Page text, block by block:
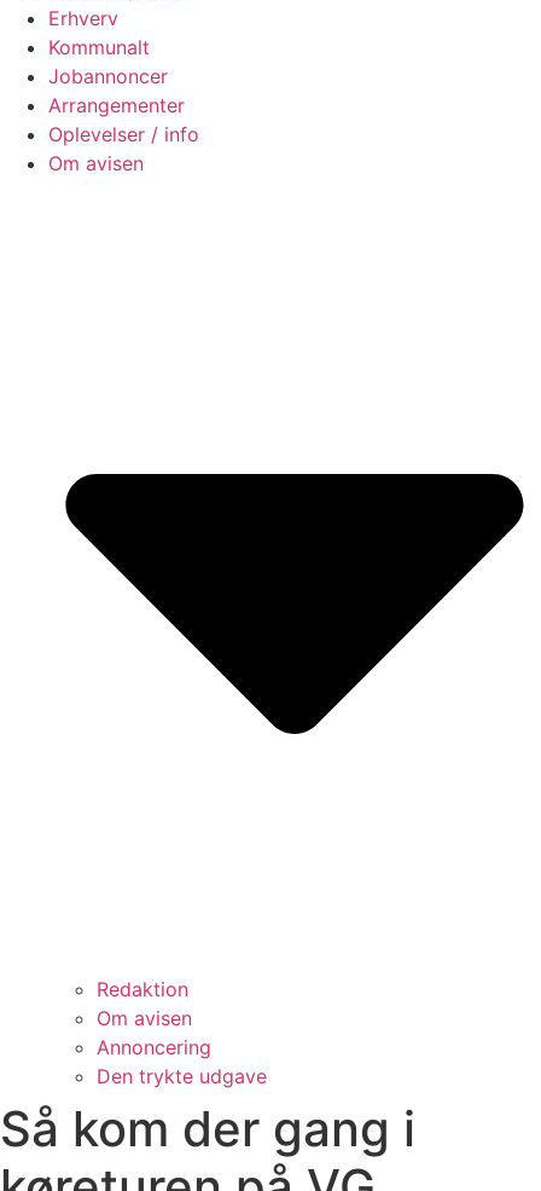
Erhverv
Kommunalt
Jobannoncer
Arrangementer
Oplevelser / info
Om avisen
Redaktion
Om avisen
Annoncering
Den trykte udgave
Så kom der gang i